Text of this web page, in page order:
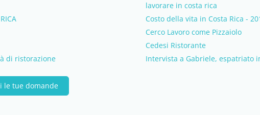
lavorare in costa rica
Costo della vita in Costa Rica -
Cerco Lavoro come Pizzaiolo
Cedesi Ristorante
di ristorazione
Intervista a Gabriele, espatriato
le tue domande